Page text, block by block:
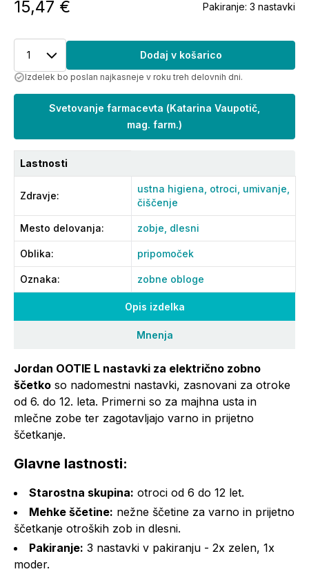
Opis izdelka
Mnenja
Jordan OOTIE L nastavki za električno zobno
ščetko so nadomestni nastavki, zasnovani za otroke
od 6. do 12. leta. Primerni so za majhna usta in
mlečne zobe ter zagotavljajo varno in prijetno
ščetkanje.
Glavne lastnosti:
Starostna skupina: otroci od 6 do 12 let.
Mehke ščetine: nežne ščetine za varno in prijetno
ščetkanje otroških zob in dlesni.
Pakiranje: 3 nastavki v pakiranju - 2x zelen, 1x
moder.
15,47 € Pakiranje: 3 nastavki
1 Dodaj v košarico
Izdelek bo poslan najkasneje v roku treh delovnih dni.
Svetovanje farmacevta (Katarina Vaupotič,
mag. farm.)
Lastnosti
Zdravje:
ustna higiena, otroci, umivanje,
čiščenje
Mesto delovanja: zobje, dlesni
Oblika: pripomoček
Oznaka: zobne obloge